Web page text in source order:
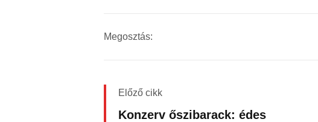
Megosztás:
Előző cikk
Konzerv őszibarack: édes